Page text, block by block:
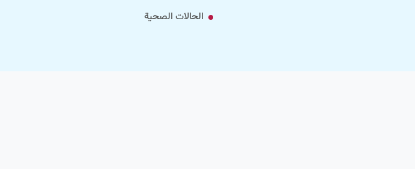
الحالات الصحية